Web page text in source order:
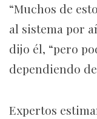
“Muchos de
al sistema por
dijo él, “pero
dependiendo
Expertos